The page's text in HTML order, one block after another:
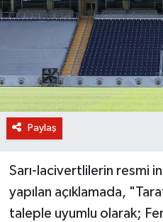
Paylaş
Sarı-lacivertlilerin resmi
yapılan açıklamada,
taleple uyumlu olarak;
KURUMSAL